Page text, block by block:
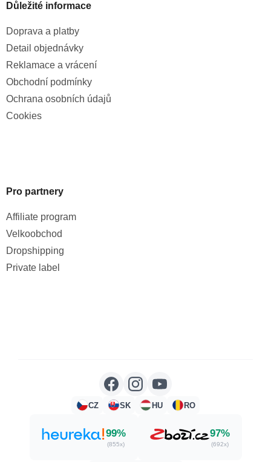
Důležité informace
Doprava a platby
Detail objednávky
Reklamace a vrácení
Obchodní podmínky
Ochrana osobních údajů
Cookies
Pro partnery
Affiliate program
Velkoobchod
Dropshipping
Private label
CZ SK HU RO
99%
(855x)
97%
(692x)